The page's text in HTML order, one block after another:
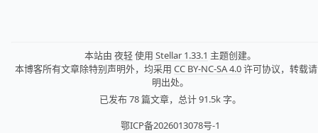
本站由 夜轻使用 Stellar 1.33.1 主题创建。
本博客所有文章除特别声明外，均采用 CC BY-NC-SA 4.0许可协议，转载
明出处。
已发布 78 篇文章， 总计 91.5k 字。
鄂ICP备2026013078号-1